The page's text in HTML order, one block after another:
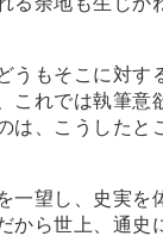
もそこに対す
これでは執筆意
は、こうしたと
望し、史実を
から世上、通史